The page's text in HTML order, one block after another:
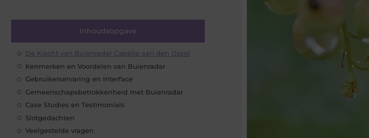
Inhoudsopgave
De Kracht van Buienradar Capelle aan den IJssel
Kenmerken en Voordelen van Buienradar
Gebruikerservaring en Interface
Gemeenschapsbetrokkenheid met Buienradar
Case Studies en Testimonials
Slotgedachten
Veelgestelde vragen